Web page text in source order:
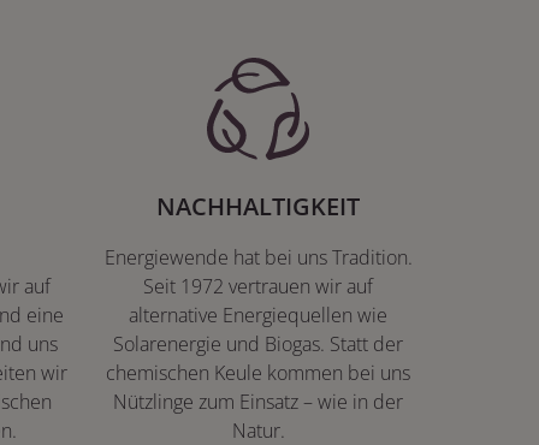
auf
eine
uns
wir
NACHHALTIGKEIT
Energiewende hat bei uns Tradition.
Seit 1972 vertrauen wir auf
alternative Energiequellen wie
Solarenergie und Biogas. Statt der
chemischen Keule kommen bei uns
Nützlinge zum Einsatz – wie in der
Natur.